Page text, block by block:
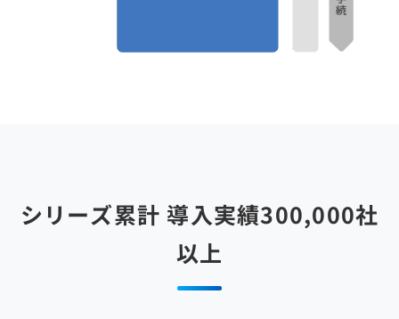
シリーズ累計 導入実績300,000社
以上